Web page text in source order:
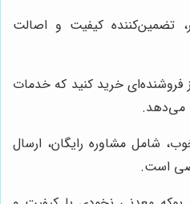
تضمین‌کننده کیفیت و اصالت
فروشنده‌ای خرید کنید که خدمات
می‌دهد.
شامل مشاوره رایگان، ارسال
است.